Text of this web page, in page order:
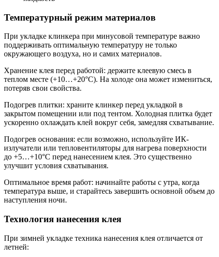
Температурный режим материалов
При укладке клинкера при минусовой температуре важно
поддерживать оптимальную температуру не только
окружающего воздуха, но и самих материалов.
Хранение клея перед работой: держите клеевую смесь в
теплом месте (+10…+20°C). На холоде она может измениться,
потеряв свои свойства.
Подогрев плитки: храните клинкер перед укладкой в
закрытом помещении или под тентом. Холодная плитка будет
ускоренно охлаждать клей вокруг себя, замедляя схватывание.
Подогрев основания: если возможно, используйте ИК-
излучатели или тепловентиляторы для нагрева поверхности
до +5…+10°C перед нанесением клея. Это существенно
улучшит условия схватывания.
Оптимальное время работ: начинайте работы с утра, когда
температура выше, и старайтесь завершить основной объем до
наступления ночи.
Технология нанесения клея
При зимней укладке техника нанесения клея отличается от
летней: